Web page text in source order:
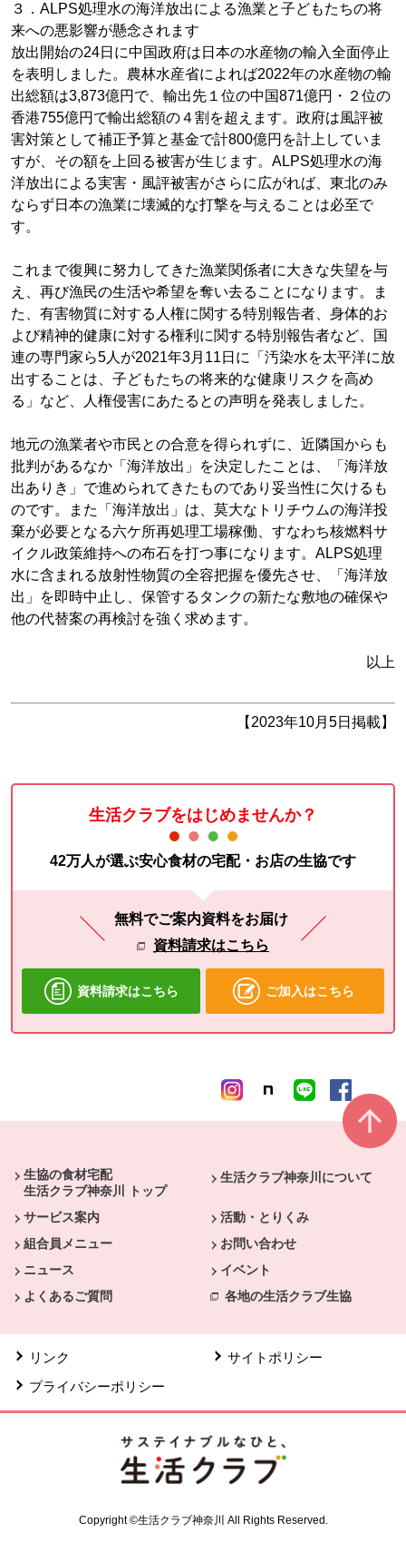
３．ALPS処理水の海洋放出による漁業と子どもたちの将
来への悪影響が懸念されます
放出開始の24日に中国政府は日本の水産物の輸入全面停止
を表明しました。農林水産省によれば2022年の水産物の輸
出総額は3,873億円で、輸出先１位の中国871億円・２位の
香港755億円で輸出総額の４割を超えます。政府は風評被
害対策として補正予算と基金で計800億円を計上していま
すが、その額を上回る被害が生じます。ALPS処理水の海
洋放出による実害・風評被害がさらに広がれば、東北のみ
ならず日本の漁業に壊滅的な打撃を与えることは必至で
す。
これまで復興に努力してきた漁業関係者に大きな失望を与
え、再び漁民の生活や希望を奪い去ることになります。ま
た、有害物質に対する人権に関する特別報告者、身体的お
よび精神的健康に対する権利に関する特別報告者など、国
連の専門家ら5人が2021年3月11日に「汚染水を太平洋に放
出することは、子どもたちの将来的な健康リスクを高め
る」など、人権侵害にあたるとの声明を発表しました。
地元の漁業者や市民との合意を得られずに、近隣国からも
批判があるなか「海洋放出」を決定したことは、「海洋放
出ありき」で進められてきたものであり妥当性に欠けるも
のです。また「海洋放出」は、莫大なトリチウムの海洋投
棄が必要となる六ケ所再処理工場稼働、すなわち核燃料サ
イクル政策維持への布石を打つ事になります。ALPS処理
水に含まれる放射性物質の全容把握を優先させ、「海洋放
出」を即時中止し、保管するタンクの新たな敷地の確保や
他の代替案の再検討を強く求めます。
以上
【2023年10月5日掲載】
生活クラブをはじめませんか？
42万人が選ぶ安心食材の宅配・お店の生協です
無料でご案内資料をお届け
資料請求はこちら
資料請求はこちら ご加入はこちら
生協の食材宅配
生活クラブ神奈川 トップ
生活クラブ神奈川について
サービス案内
活動・とりくみ
組合員メニュー
お問い合わせ
ニュース
イベント
よくあるご質問
各地の生活クラブ生協
リンク
サイトポリシー
プライバシーポリシー
Copyright ©生活クラブ神奈川 All Rights Reserved.